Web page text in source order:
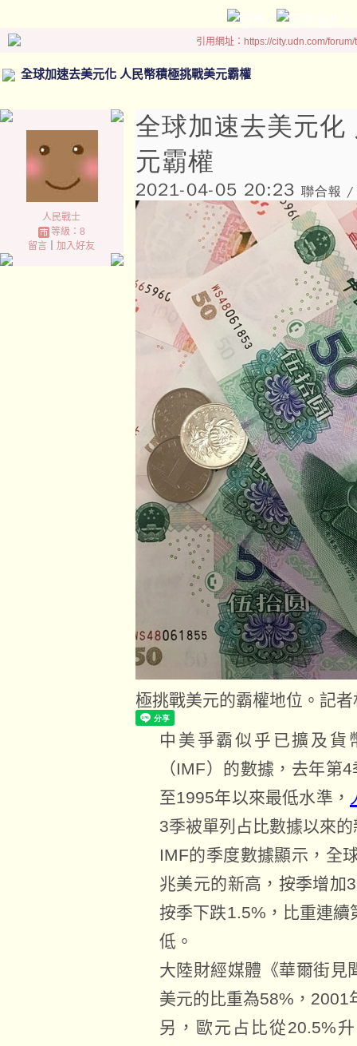
引用網址：https://city.udn.com/
全球加速去美元化 人民幣積極挑戰美元霸權
人民戰士
等級：8
留言 ｜加入好友
全球加速去美元
元霸權
2021-04-05 20:23 聯合報 /
極挑戰美元的霸權地位。記
中美爭霸似乎已擴及貨
（IMF）的數據，去年第
至1995年以來最低水準，
3季被單列占比數據以來
IMF的季度數據顯示，全
兆美元的新高，按季增加
按季下跌1.5%，比重連
低。
大陸財經媒體《華爾街見
美元的比重為58%，2001
另，歐元占比從20.5%